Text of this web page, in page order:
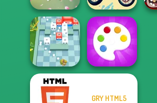
Tap 3 Mahjong Bike Jump
GRY HTML5